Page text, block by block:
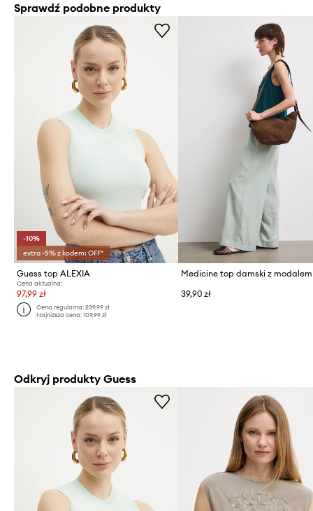
Sprawdź podobne produkty
-10%
extra -5% z kodem: OFF*
Guess top ALEXIA
Cena aktualna:
97,99 zł
Cena regularna:239,99 zł
Najniższa cena:109,99 zł
Medicine top damski z modalem
39,90 zł
Odkryj produkty Guess